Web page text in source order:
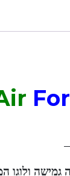
גמישה ולוגו